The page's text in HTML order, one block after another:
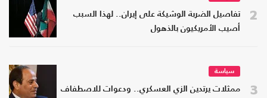
2
تفاصيل الضربة الوشيكة على إيران.. لهذا السبب
أصيب الأمريكيون بالذهول
3
سياسة
ممثلات يرتدين الزي العسكري.. ودعوات للاصطفاف